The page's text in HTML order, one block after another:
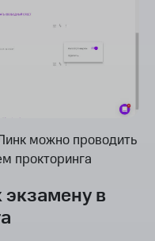
можно проводить
прокторинга
экзамену в